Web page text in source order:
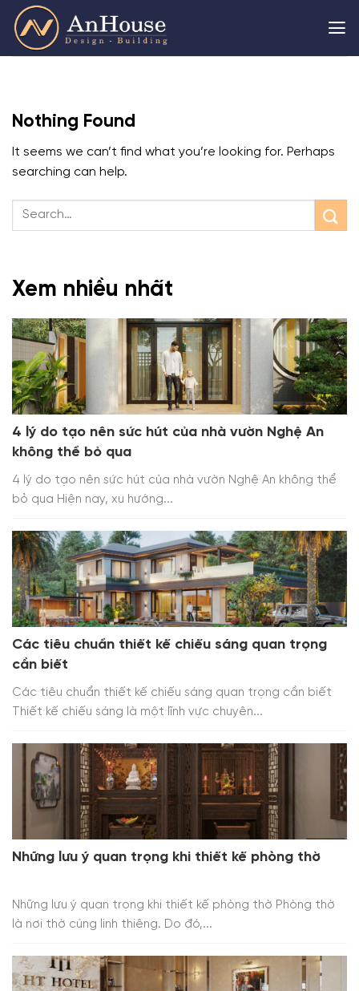
Skip
content
Nothing Found
It seems we can’t find what you’re looking for. Perhaps
searching can help.
Xem nhiều nhất
4 lý do tạo nên sức hút của nhà vườn Nghệ An
không thể bỏ qua
4 lý do tạo nên sức hút của nhà vườn Nghệ An không thể
bỏ qua Hiện nay, xu hướng...
Các tiêu chuẩn thiết kế chiếu sáng quan trọng
cần biết
Các tiêu chuẩn thiết kế chiếu sáng quan trọng cần biết
Thiết kế chiếu sáng là một lĩnh vực chuyên...
Những lưu ý quan trọng khi thiết kế phòng thờ
Những lưu ý quan trọng khi thiết kế phòng thờ Phòng thờ
là nơi thờ cúng linh thiêng. Do đó,...